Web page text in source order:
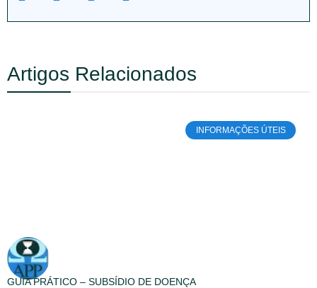
Artigos Relacionados
INFORMAÇÕES ÚTEIS
GUIA PRÁTICO – SUBSÍDIO DE DOENÇA